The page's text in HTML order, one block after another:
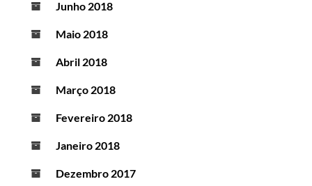
Junho 2018
Maio 2018
Abril 2018
Março 2018
Fevereiro 2018
Janeiro 2018
Dezembro 2017